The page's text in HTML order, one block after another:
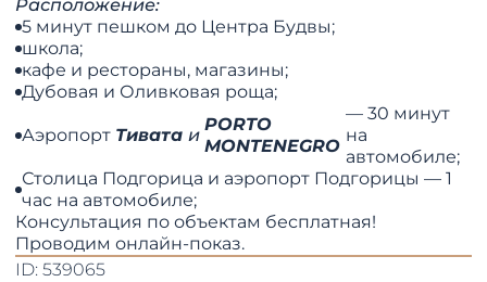
Расположение:
5 минут пешком до Центра Будвы;
школа;
кафе и рестораны, магазины;
Дубовая и Оливковая роща;
Аэропорт Тиватаи
PORTO
MONTENEGRO
— 30 минут
на
автомобиле;
Столица Подгорица и аэропорт Подгорицы — 1
час на автомобиле;
Консультация по объектам бесплатная!
Проводим онлайн-показ.
ID: 539065